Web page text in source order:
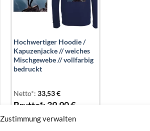
Zustimmung verwalten
Hochwertiger Hoodie /
Kapuzenjacke // weiches
Mischgewebe // vollfarbig
bedruckt
Netto*: 33,53€
Brutto*: 39,90€